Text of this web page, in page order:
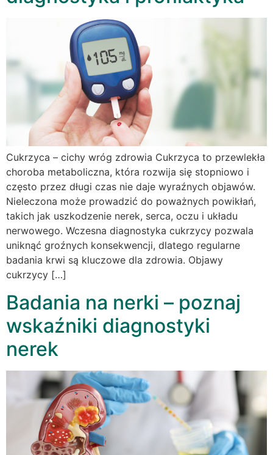
Cukrzyca – cichy wróg zdrowia Cukrzyca to przewlekła
choroba metaboliczna, która rozwija się stopniowo i
często przez długi czas nie daje wyraźnych objawów.
Nieleczona może prowadzić do poważnych powikłań,
takich jak uszkodzenie nerek, serca, oczu i układu
nerwowego. Wczesna diagnostyka cukrzycy pozwala
uniknąć groźnych konsekwencji, dlatego regularne
badania krwi są kluczowe dla zdrowia. Objawy
cukrzycy […]
Badania na nerki – poznaj
wskaźniki diagnostyki
nerek